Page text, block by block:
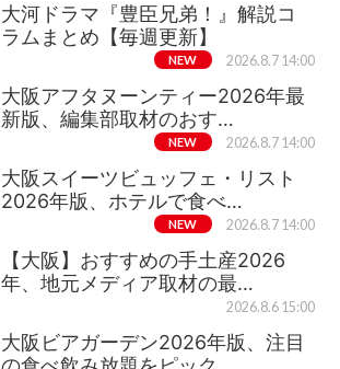
大河ドラマ『豊臣兄弟！』解説コ
ラムまとめ【毎週更新】
NEW 2026.8.7 14:00
大阪アフタヌーンティー2026年最
新版、編集部取材のおす…
NEW 2026.8.7 14:00
大阪スイーツビュッフェ・リスト
2026年版、ホテルで食べ…
NEW 2026.8.7 14:00
【大阪】おすすめの手土産2026
年、地元メディア取材の最…
2026.8.6 15:00
大阪ビアガーデン2026年版、注目